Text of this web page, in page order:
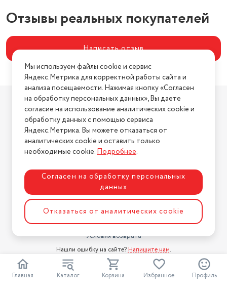
Главная Каталог Корзина Избранное Профиль
Отзывы реальных покупателей
Написать отзыв
Компания
О компании
Магазины
Бренды
Блог
Информация
Условия оплаты
Условия доставки
Условия возврата
Нашли ошибку на сайте? Напишите нам.
2026 © Интернет-магазин "АстМаркет". У нас есть всё!
Мы используем файлы cookie и сервис
Яндекс.Метрика для корректной работы сайта и
анализа посещаемости. Нажимая кнопку «Согласен
на обработку персональных данных», Вы даете
согласие на использование аналитических cookie и
обработку данных с помощью сервиса
Яндекс.Метрика. Вы можете отказаться от
аналитических cookie и оставить только
необходимые cookie.Подробнее.
Согласен на обработку персональных
данных
Отказаться от аналитических cookie